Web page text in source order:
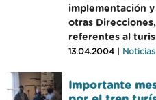
implementación
otras
referentes al
13.04.2004 | Noticias
Importante